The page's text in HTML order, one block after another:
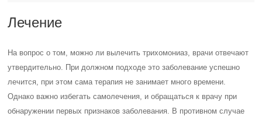
Лечение
На вопрос о том, можно ли вылечить трихомониаз, врачи отвечают
утвердительно. При должном подходе это заболевание успешно
лечится, при этом сама терапия не занимает много времени.
Однако важно избегать самолечения, и обращаться к врачу при
обнаружении первых признаков заболевания. В противном случае